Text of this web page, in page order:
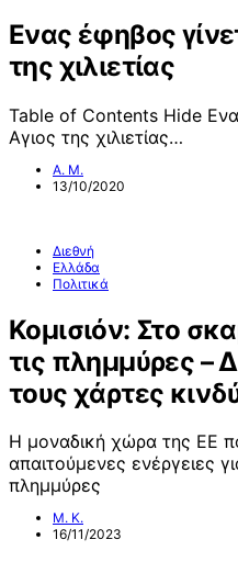
Ενας έφηβος
της χιλιετίας
Table of Contents Hide
Αγιος της χιλιετίας…
Α. Μ.
13/10/2020
Διεθνή
Ελλάδα
Πολιτικά
Κομισιόν: Στο
τις πλημμύρες –
τους χάρτες
H μοναδική χώρα της ΕΕ
απαιτούμενες ενέργειες
πλημμύρες
Μ. Κ.
16/11/2023